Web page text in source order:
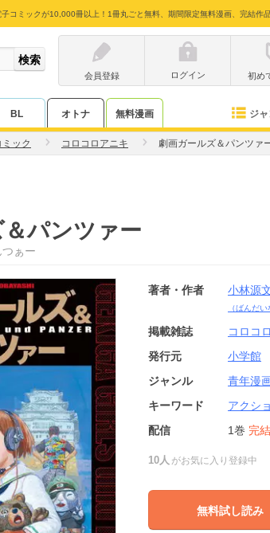
コミックが10,000冊以上！1冊丸ごと無料、期間限定無料漫画、完結作
会員登録
ログイン 初め
BL オトナ 無料漫画 ジ
ック コロコロアニキ 劇画ガールズ＆パンツァ
パンツァー
ぁー
著者・作者 小林源
（ばんだ
掲載雑誌
コロコ
発行元
小学館
ジャンル
青年漫
キーワード
アクシ
配信
1巻 完結
10人 がお気に入り登録中
無料試し読み